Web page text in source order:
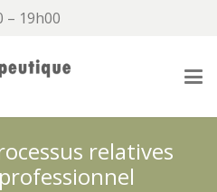
– 19h00
relatives